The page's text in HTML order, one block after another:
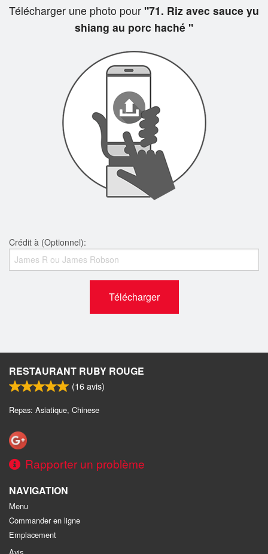
Télécharger une photo pour "71. Riz avec sauce yu
shiang au porc haché "
Crédit à (Optionnel):
Télécharger
RESTAURANT RUBY ROUGE
(16avis)
Repas: Asiatique, Chinese
Rapporter un problème
NAVIGATION
Menu
Commander en ligne
Emplacement